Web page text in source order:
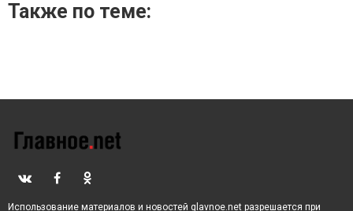
Также по теме:
Использование материалов и новостей glavnoe.net разрешается при